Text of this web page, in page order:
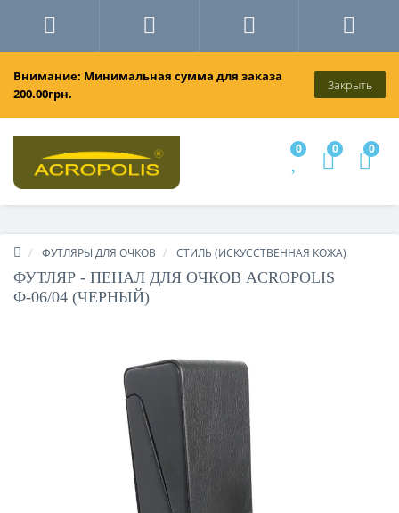
Внимание: Минимальная сумма для заказа
200.00грн.
Закрыть
0 0 0
ФУТЛЯРЫ ДЛЯ ОЧКОВ СТИЛЬ (ИСКУССТВЕННАЯ КОЖА)
ФУТЛЯР - ПЕНАЛ ДЛЯ ОЧКОВ ACROPOLIS
Ф-06/04 (ЧЕРНЫЙ)